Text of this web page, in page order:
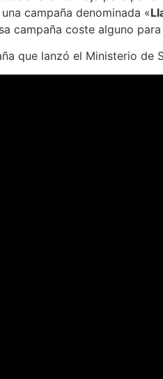
campaña denominada «
campaña coste alguno
que lanzó el Ministerio de